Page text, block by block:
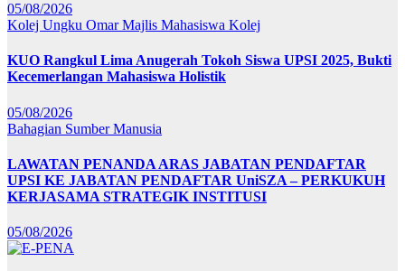
05/08/2026
Kolej Ungku OmarMajlis Mahasiswa Kolej
KUO Rangkul Lima Anugerah Tokoh Siswa UPSI 2025, Bukti
Kecemerlangan Mahasiswa Holistik
05/08/2026
Bahagian Sumber Manusia
LAWATAN PENANDA ARAS JABATAN PENDAFTAR
UPSI KE JABATAN PENDAFTAR UniSZA – PERKUKUH
KERJASAMA STRATEGIK INSTITUSI
05/08/2026